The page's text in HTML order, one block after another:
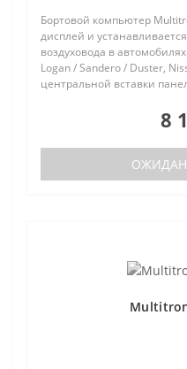
Бортовой компьютер
дисплей и
воздуховода в
Logan / Sandero / Duster,
центральной вставки
8